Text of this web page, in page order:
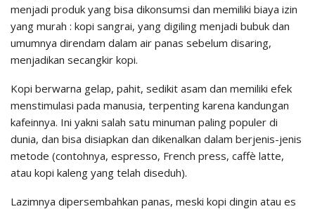
menjadi produk yang bisa dikonsumsi dan memiliki biaya izin
yang murah : kopi sangrai, yang digiling menjadi bubuk dan
umumnya direndam dalam air panas sebelum disaring,
menjadikan secangkir kopi.
Kopi berwarna gelap, pahit, sedikit asam dan memiliki efek
menstimulasi pada manusia, terpenting karena kandungan
kafeinnya. Ini yakni salah satu minuman paling populer di
dunia, dan bisa disiapkan dan dikenalkan dalam berjenis-jenis
metode (contohnya, espresso, French press, caffè latte,
atau kopi kaleng yang telah diseduh).
Lazimnya dipersembahkan panas, meski kopi dingin atau es